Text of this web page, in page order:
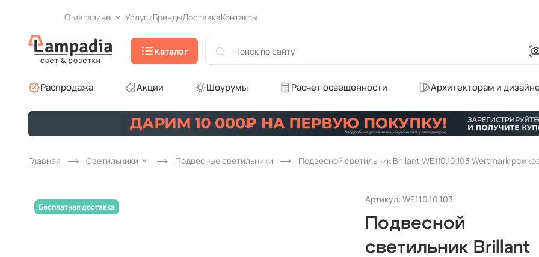
О магазине УслугиБрендыДоставкаКонтакты
Каталог
Распродажа Акции Шоурумы Расчет освещенности Архитекторам и
Главная Светильники Подвесные светильники
Артикул: WE110.10.103
Подвесной
светильник Brillant